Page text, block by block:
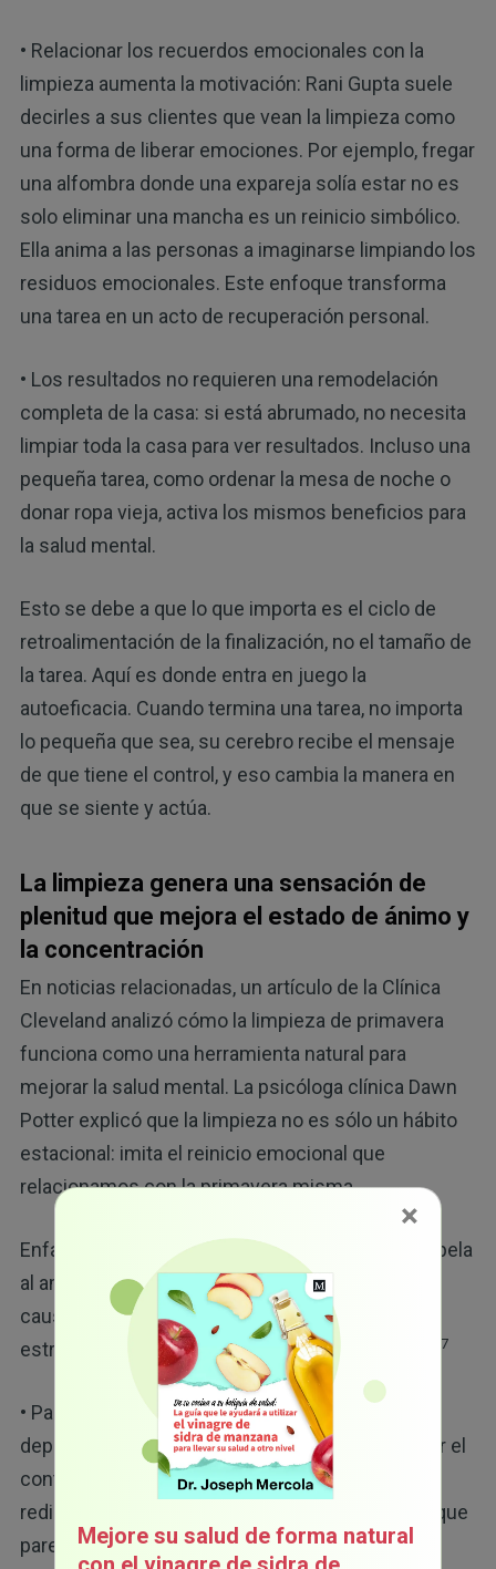
• Relacionar los recuerdos emocionales con la
limpieza aumenta la motivación: Rani Gupta suele
decirles a sus clientes que vean la limpieza como
una forma de liberar emociones. Por ejemplo, fregar
una alfombra donde una expareja solía estar no es
solo eliminar una mancha es un reinicio simbólico.
Ella anima a las personas a imaginarse limpiando los
residuos emocionales. Este enfoque transforma
una tarea en un acto de recuperación personal.
• Los resultados no requieren una remodelación
completa de la casa: si está abrumado, no necesita
limpiar toda la casa para ver resultados. Incluso una
pequeña tarea, como ordenar la mesa de noche o
donar ropa vieja, activa los mismos beneficios para
la salud mental.
Esto se debe a que lo que importa es el ciclo de
retroalimentación de la finalización, no el tamaño de
la tarea. Aquí es donde entra en juego la
autoeficacia. Cuando termina una tarea, no importa
lo pequeña que sea, su cerebro recibe el mensaje
de que tiene el control, y eso cambia la manera en
que se siente y actúa.
La limpieza genera una sensación de
plenitud que mejora el estado de ánimo y
la concentración
En noticias relacionadas, un artículo de la Clínica
Cleveland analizó cómo la limpieza de primavera
funciona como una herramienta natural para
mejorar la salud mental. La psicóloga clínica Dawn
Potter explicó que la limpieza no es sólo un hábito
estacional: imita el reinicio emocional que
relacionamos con la primavera misma.
Enfatizó que este comportamiento ritualizado apela
al amor del cerebro por terminar tareas, lo que
causa una mejor regulación emocional, menos
estrés y mayor satisfacción con el entorno vital.
7
• Para las personas abrumadas por el estrés o la
depresión, la limpieza es una forma de recuperar el
control: Dawn Potter explicó que limpiar ayuda a
redirigir su energía cuando enfrenta problemas que
parecen demasiado grandes o imposibles de
×
Mejore su salud de forma natural